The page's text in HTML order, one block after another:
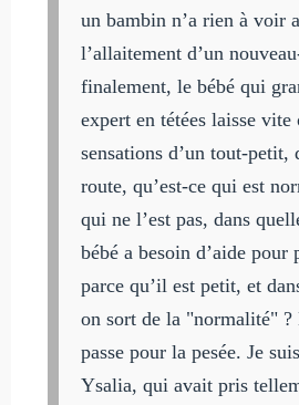
un bambin n’a rien à voir
l’allaitement d’un
finalement, le bébé qui
expert en tétées laisse
sensations d’un tout-petit,
route, qu’est-ce qui est
qui ne l’est pas, dans
bébé a besoin d’aide pour
parce qu’il est petit, et
on sort de la "normalité"
passe pour la pesée. Je
Ysalia, qui avait pris